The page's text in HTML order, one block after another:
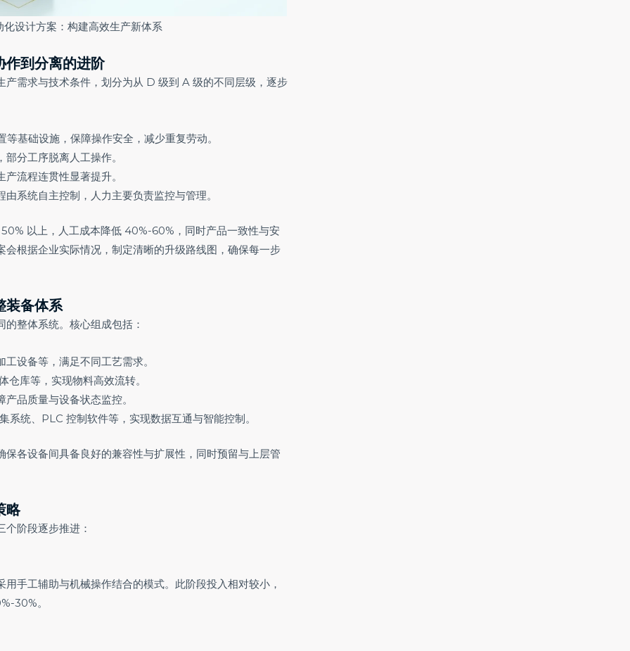
设计方案：构建高效生产新体系
作到分离的进阶
产需求与技术条件，划分为从 D 级到 A 级的不同层级，逐步
基础设施，保障操作安全，减少重复劳动。
分工序脱离人工操作。
流程连贯性显著提升。
系统自主控制，人力主要负责监控与管理。
以上，人工成本降低 40%-60%，同时产品一致性与安
会根据企业实际情况，制定清晰的升级路线图，确保每一步
装备体系
整体系统。核心组成包括：
设备等，满足不同工艺需求。
仓库等，实现物料高效流转。
品质量与设备状态监控。
统、PLC 控制软件等，实现数据互通与智能控制。
保各设备间具备良好的兼容性与扩展性，同时预留与上层管
略
阶段逐步推进：
手工辅助与机械操作结合的模式。此阶段投入相对较小，
30%。